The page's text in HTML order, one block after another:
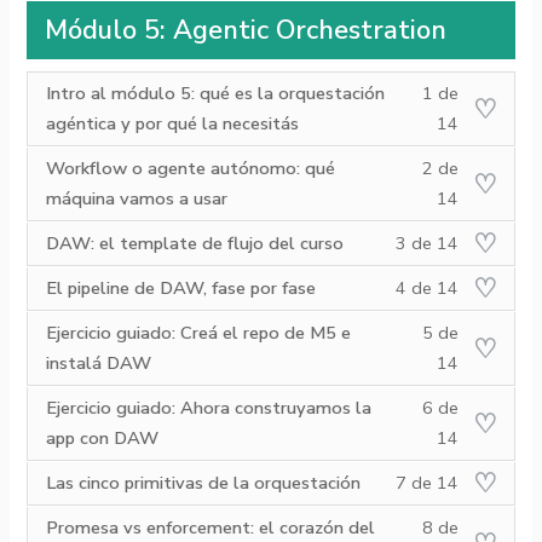
del
(SDD).
del
curso.
Spec
Driven
(SDD).
los
del
curso.
section
Módulo
4:
Spec
Driven
(SDD).
para
acceder
a
los
del
curso.
Módulo 5: Agentic Orchestration
1 de
14
Intro al módulo 5: qué es la orquestación
agéntica y por qué la necesitás
of
within
section
Módulo
5:
Agentic
inscribirse
en
curso
para
acceder
a
los
del
curso.
2 de
14
Workflow o agente autónomo: qué
máquina vamos a usar
of
14
within
section
Módulo
5:
Agentic
inscribirse
en
este
curso
para
acceder
a
los
del
curso.
3 de 14
DAW: el template de flujo del curso
Lesson
14
within
section
Módulo
5:
Agentic
Debe
inscribirse
este
curso
para
acceder
a
los
del
curso.
4 de 14
El pipeline de DAW, fase por fase
Lesson
of
14
within
section
Módulo
5:
Agentic
Debe
inscribirse
en
este
curso
para
acceder
a
los
del
5 de
14
Ejercicio guiado: Creá el repo de M5 e
instalá DAW
of
within
section
Módulo
5:
Agentic
inscribirse
en
curso
para
acceder
a
los
6 de
14
Ejercicio guiado: Ahora construyamos la
app con DAW
of
14
within
section
inscribirse
en
este
curso
para
7 de 14
Las cinco primitivas de la orquestación
Lesson
of
Debe
inscribirse
en
8 de
Promesa vs enforcement: el corazón del